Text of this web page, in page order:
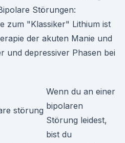
Störungen:
zum "Klassiker" Lithium ist
der akuten Manie und
und depressiver Phasen bei
Wenn du an einer
bipolaren
Störung leidest,
bist du